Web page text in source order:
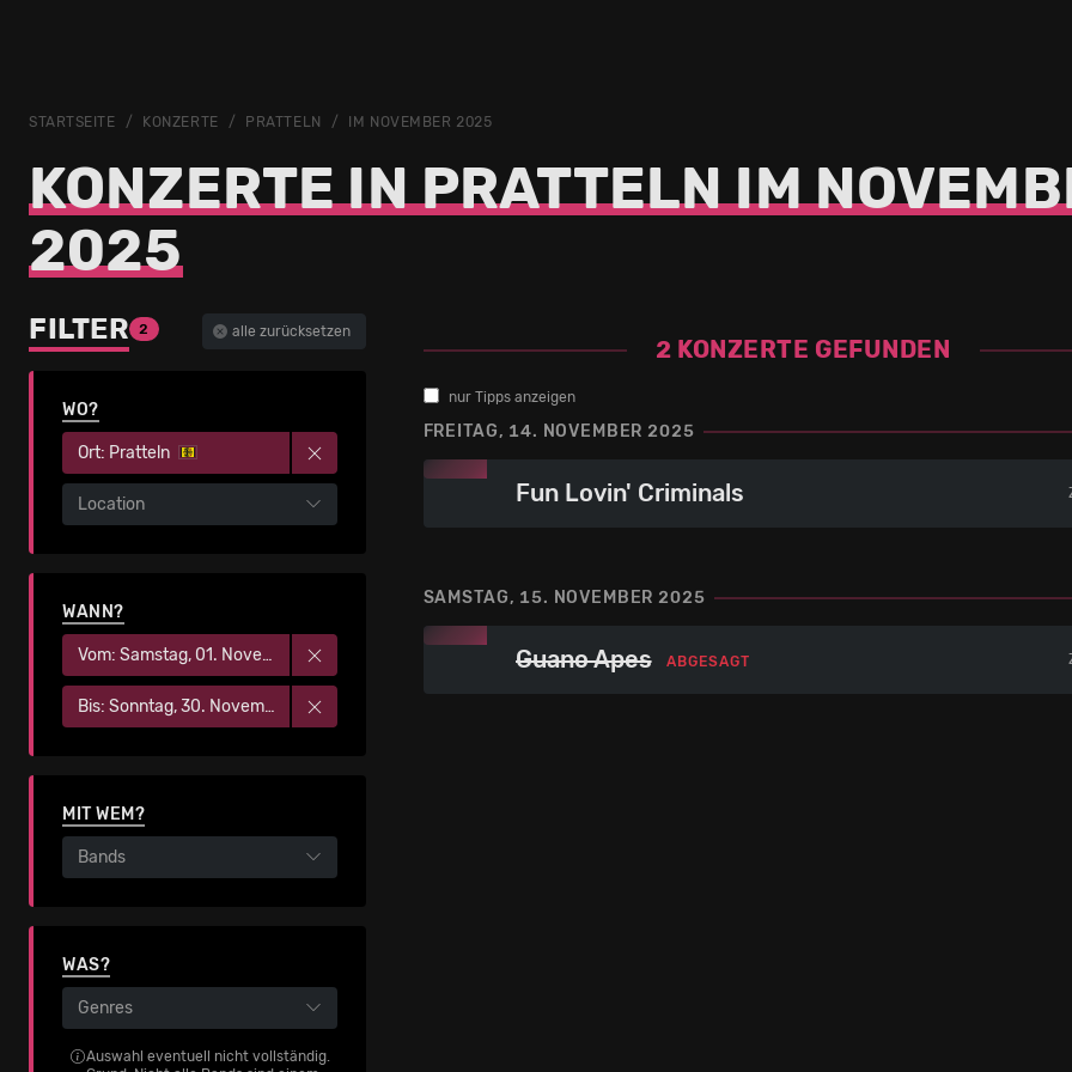
STARTSEITE KONZERTE PRATTELN IM NOVEMBER 2025
KONZERTE IN PRATTELN IM
2025
FILTER 2 alle zurücksetzen
WO?
Ort: Pratteln
Location
WANN?
Vom: Samstag, 01. November 2025
Bis: Sonntag, 30. November 2025
MIT WEM?
Bands
WAS?
Genres
Auswahl eventuell nicht vollständig.
2 KONZERTE GEFUNDEN
nur Tipps anzeigen
FREITAG, 14. NOVEMBER 2025
Fun Lovin' Criminals
SAMSTAG, 15. NOVEMBER 2025
Guano Apes ABGESAGT